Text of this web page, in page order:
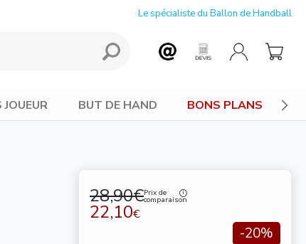
Le spécialiste du Ballon de Handball
BUT DE HAND BONS PLANS
28,90€Prix de
comparaison
22,10€
-20%